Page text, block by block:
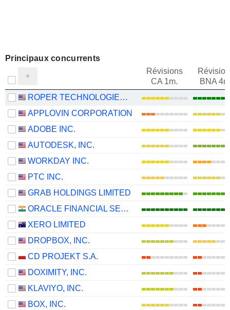
Principaux concurrents
Révisions
CA 1m.
BNA
ROPER TECHNOLOGIES, INC.
APPLOVIN CORPORATION
ADOBE INC.
AUTODESK, INC.
WORKDAY INC.
PTC INC.
GRAB HOLDINGS LIMITED
ORACLE FINANCIAL SERVICES SOFTWARE LIMITED
XERO LIMITED
DROPBOX, INC.
CD PROJEKT S.A.
DOXIMITY, INC.
KLAVIYO, INC.
BOX, INC.